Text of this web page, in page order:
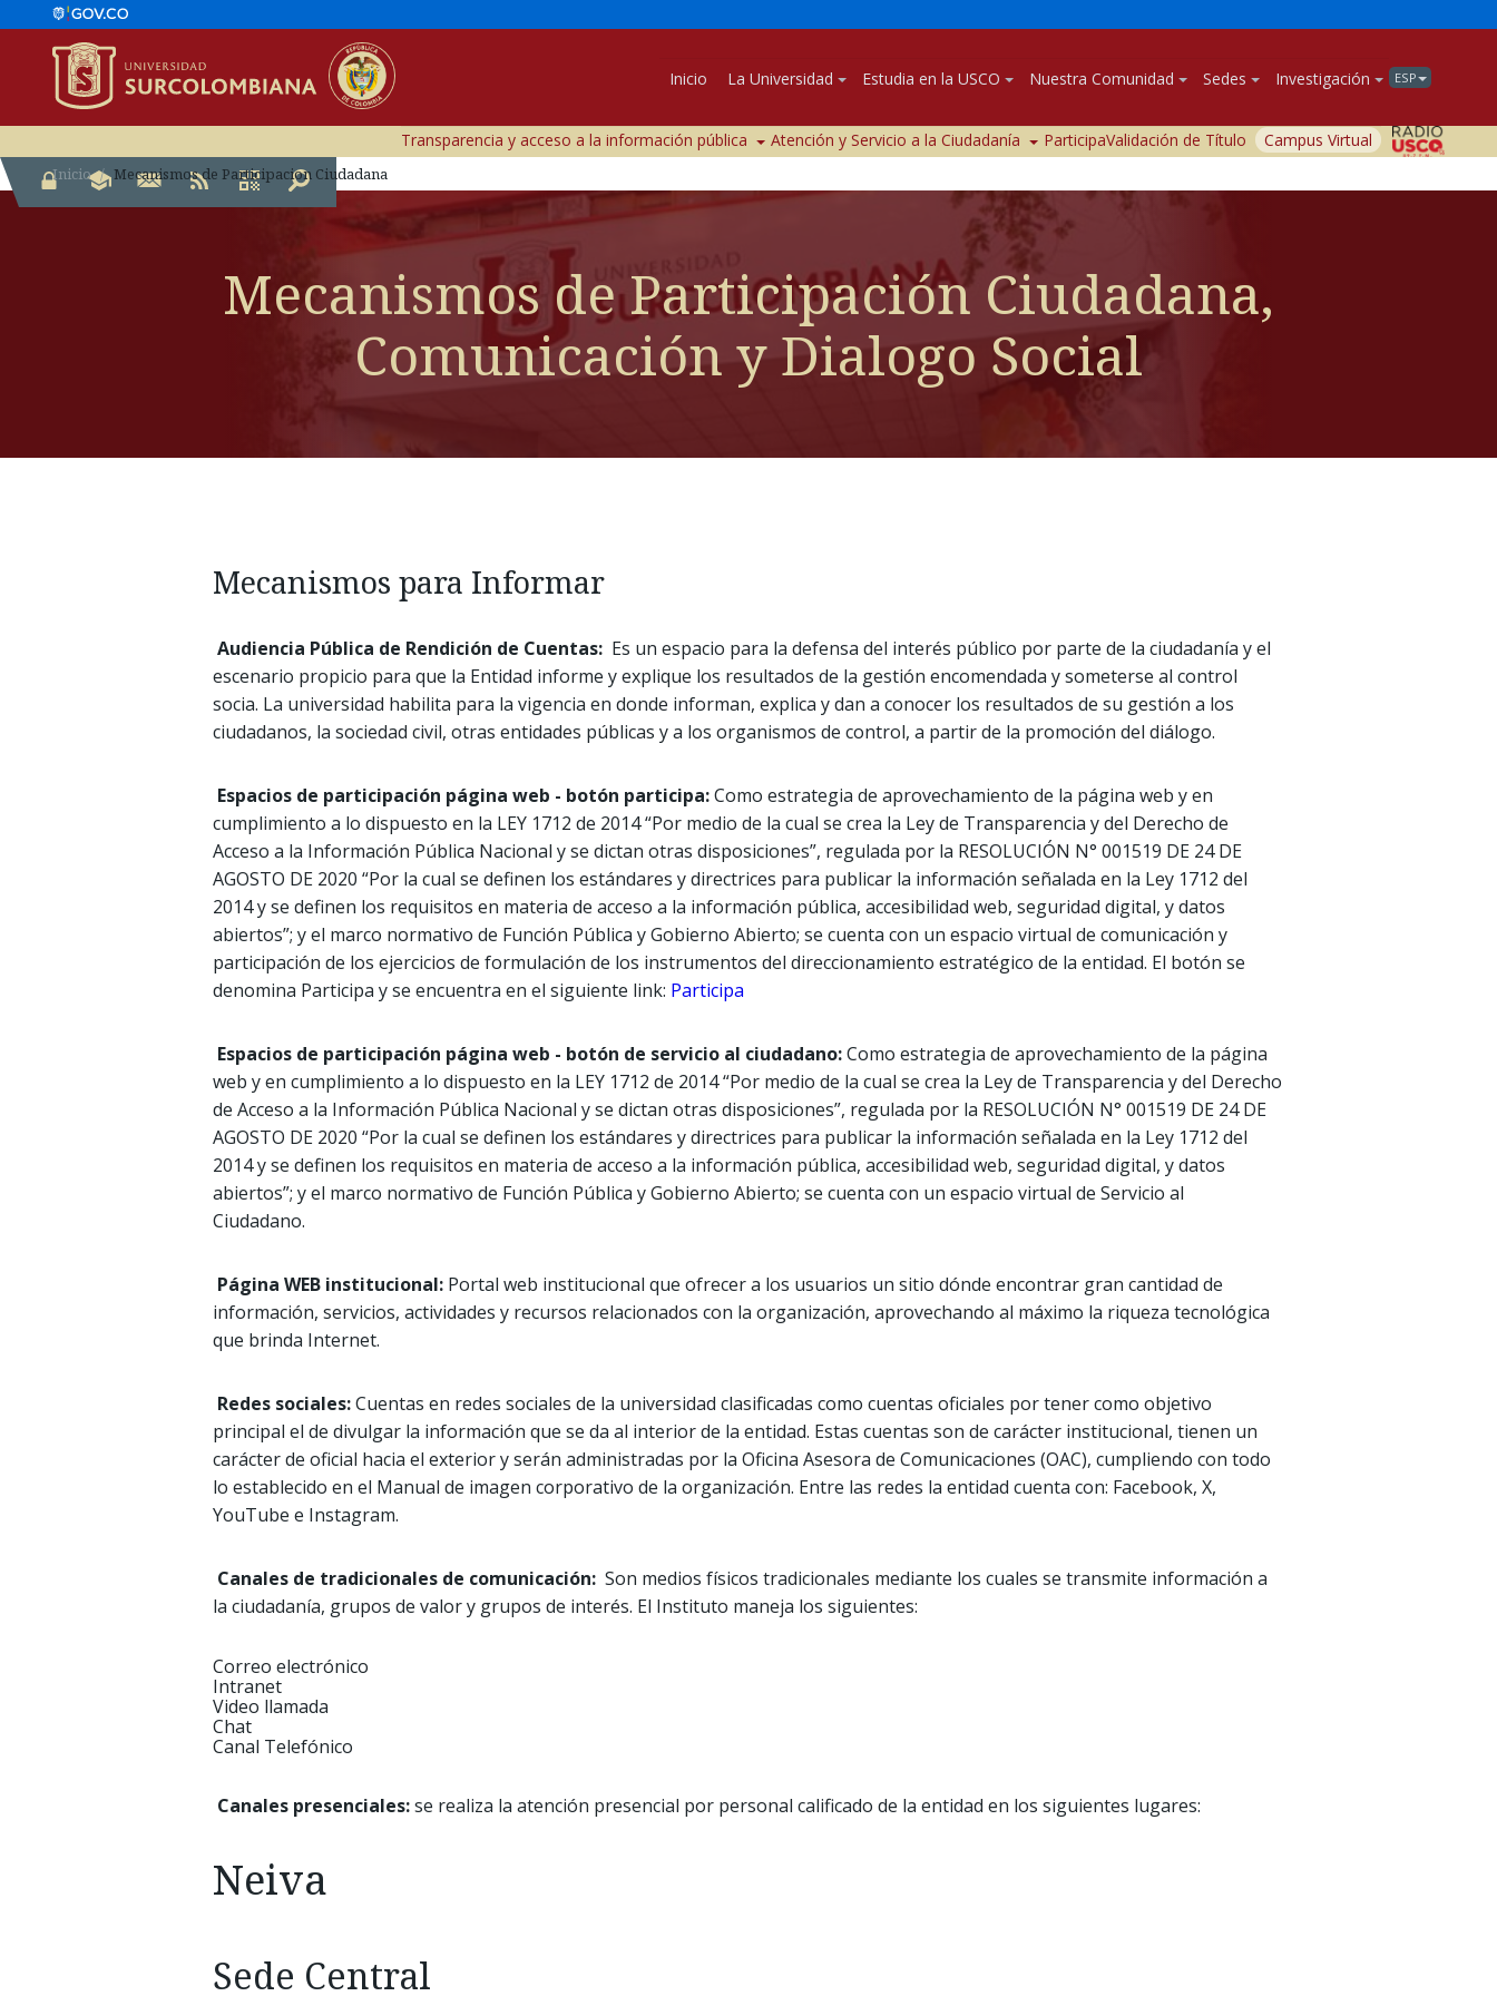
Inicio La Universidad Estudia en la USCO Nuestra Comunidad Sedes Investigación ESP
Transparencia y acceso a la información pública Atención y Servicio a la Ciudadanía ParticipaValidación de Título Campus Virtual
Inicio Mecanismos de Participacion Ciudadana
Mecanismos de Participación Ciudadana,
Comunicación y Dialogo Social
Mecanismos para Informar
Audiencia Pública de Rendición de Cuentas: Es un espacio para la defensa del interés público por parte de la ciudadanía y el
escenario propicio para que la Entidad informe y explique los resultados de la gestión encomendada y someterse al control
socia. La universidad habilita para la vigencia en donde informan, explica y dan a conocer los resultados de su gestión a los
ciudadanos, la sociedad civil, otras entidades públicas y a los organismos de control, a partir de la promoción del diálogo.
Espacios de participación página web - botón participa:Como estrategia de aprovechamiento de la página web y en
cumplimiento a lo dispuesto en la LEY 1712 de 2014 “Por medio de la cual se crea la Ley de Transparencia y del Derecho de
Acceso a la Información Pública Nacional y se dictan otras disposiciones”, regulada por la RESOLUCIÓN N° 001519 DE 24 DE
AGOSTO DE 2020 “Por la cual se definen los estándares y directrices para publicar la información señalada en la Ley 1712 del
2014 y se definen los requisitos en materia de acceso a la información pública, accesibilidad web, seguridad digital, y datos
abiertos”; y el marco normativo de Función Pública y Gobierno Abierto; se cuenta con un espacio virtual de comunicación y
participación de los ejercicios de formulación de los instrumentos del direccionamiento estratégico de la entidad. El botón se
denomina Participa y se encuentra en el siguiente link: Participa
Espacios de participación página web - botón de servicio al ciudadano:Como estrategia de aprovechamiento de la página
web y en cumplimiento a lo dispuesto en la LEY 1712 de 2014 “Por medio de la cual se crea la Ley de Transparencia y del Derecho
de Acceso a la Información Pública Nacional y se dictan otras disposiciones”, regulada por la RESOLUCIÓN N° 001519 DE 24 DE
AGOSTO DE 2020 “Por la cual se definen los estándares y directrices para publicar la información señalada en la Ley 1712 del
2014 y se definen los requisitos en materia de acceso a la información pública, accesibilidad web, seguridad digital, y datos
abiertos”; y el marco normativo de Función Pública y Gobierno Abierto; se cuenta con un espacio virtual de Servicio al
Ciudadano.
Página WEB institucional: Portal web institucional que ofrecer a los usuarios un sitio dónde encontrar gran cantidad de
información, servicios, actividades y recursos relacionados con la organización, aprovechando al máximo la riqueza tecnológica
que brinda Internet.
Redes sociales:Cuentas en redes sociales de la universidad clasificadas como cuentas oficiales por tener como objetivo
principal el de divulgar la información que se da al interior de la entidad. Estas cuentas son de carácter institucional, tienen un
carácter de oficial hacia el exterior y serán administradas por la Oficina Asesora de Comunicaciones (OAC), cumpliendo con todo
lo establecido en el Manual de imagen corporativo de la organización. Entre las redes la entidad cuenta con: Facebook, X,
YouTube e Instagram.
Canales de tradicionales de comunicación: Son medios físicos tradicionales mediante los cuales se transmite información a
la ciudadanía, grupos de valor y grupos de interés. El Instituto maneja los siguientes:
Correo electrónico
Intranet
Video llamada
Chat
Canal Telefónico
Canales presenciales:se realiza la atención presencial por personal calificado de la entidad en los siguientes lugares:
Neiva
Sede Central